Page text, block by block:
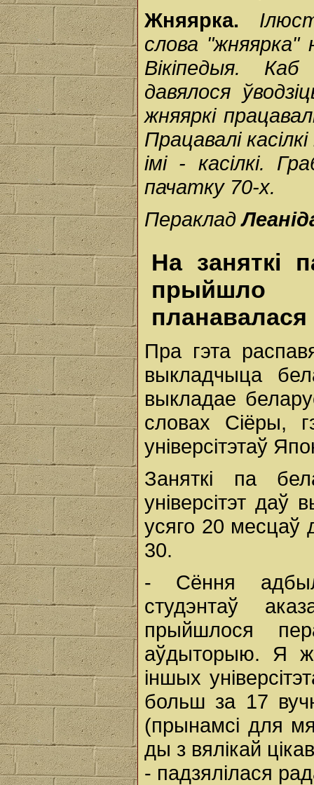
Жняярка.
слова "жняярка"
Вікіпедыя.
давялося
жняяркі
Працавалі
імі - касілкі.
пачатку 70-х.
Пераклад
На заняткі
прыйшло
планавалася
Пра гэта
выкладчыца
выкладае
словах Сіёры,
універсітэтаў
Заняткі па
універсітэт
усяго 20 месцаў
30.
- Сёння
студэнтаў
прыйшлося
аўдыторыю. Я
іншых
больш за 17
(прынамсі для
ды з вялікай
- падзялілася